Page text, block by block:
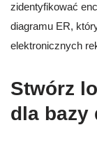
zidentyfikować
diagramu ER,
elektronicznych
Stwórz
dla bazy